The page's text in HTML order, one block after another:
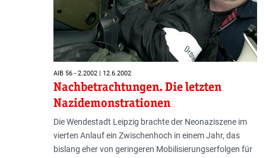
AIB 56 - 2.2002 | 12.6.2002
Nachbetrachtungen. Die letzten
Nazidemonstrationen
Die Wendestadt Leipzig brachte der Neonaziszene im
vierten Anlauf ein Zwischenhoch in einem Jahr, das
bislang eher von geringeren Mobilisierungserfolgen für